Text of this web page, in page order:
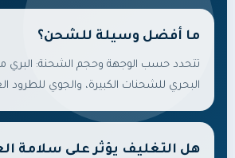
ما أفضل وسيلة للشحن؟
تتحدد حسب الوجهة وحجم الشحنة: البري
البحري للشحنات الكبيرة، والجوي للطرود
هل التغليف يؤثر على سلامة